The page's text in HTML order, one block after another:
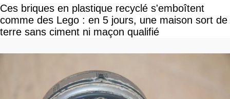
Ces briques en plastique recyclé s'emboîtent
comme des Lego : en 5 jours, une maison sort de
terre sans ciment ni maçon qualifié